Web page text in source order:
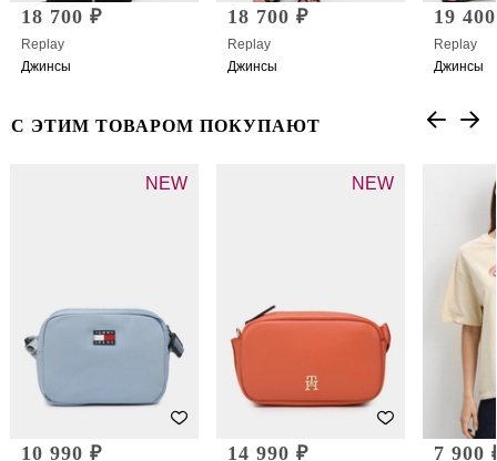
18 700 ₽
Replay
Джинсы
18 700 ₽
Replay
Джинсы
19
Replay
Джинсы
С ЭТИМ ТОВАРОМ ПОКУПАЮТ
NEW
10 990 ₽
NEW
14 990 ₽ 7 900